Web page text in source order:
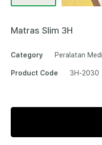
Matras Slim 3H
Category
Peralatan
Product Code
3H-2030